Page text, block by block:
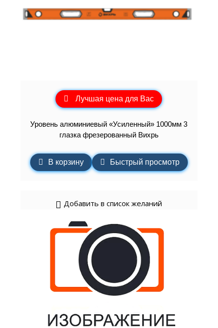
Лучшая цена для Вас
Уровень алюминиевый «Усиленный» 1000мм 3
глазка фрезерованный Вихрь
В корзину Быстрый просмотр
Добавить в список желаний